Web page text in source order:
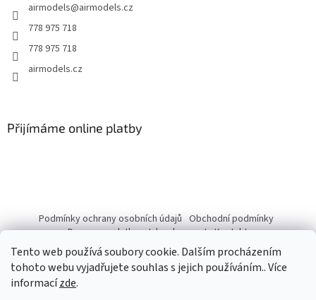
Tento web používá soubory cookie. Dalším procházením
tohoto webu vyjadřujete souhlas s jejich používáním.. Více
informacízde.
airmodels@airmodels.cz
778 975 718
778 975 718
airmodels.cz
Přijímáme online platby
Podmínky ochrany osobních údajů Obchodní podmínky
Doprava a platba Jak nakupovat Kontakty